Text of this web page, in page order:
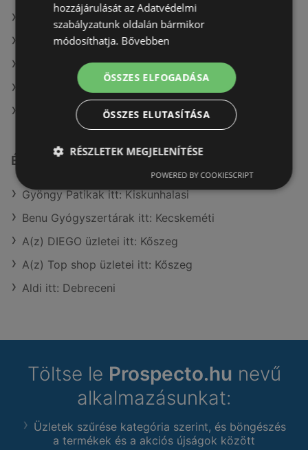
A(z) Vianni ajánlatai
A(z) goods market ajánlatai
A(z) Alma Gyógyszertárak ajánlatai
A(z) Pingvin Patika ajánlatai
A(z) dm ajánlatai
Érdeklődésre számot tartó elemek itt:
Gyöngy Patikak itt: Kiskunhalasi
Benu Gyógyszertárak itt: Kecskeméti
A(z) DIEGO üzletei itt: Kőszeg
A(z) Top shop üzletei itt: Kőszeg
Aldi itt: Debreceni
Töltse le Prospecto.hu nevű
alkalmazásunkat:
Üzletek szűrése kategória szerint, és böngészés
a termékek és a akciós újságok között
hozzájárulását az Adatvédelmi
szabályzatunk oldalán bármikor
módosíthatja. Bővebben
ÖSSZES ELFOGADÁSA
ÖSSZES ELUTASÍTÁSA
RÉSZLETEK MEGJELENÍTÉSE
POWERED BY COOKIESCRIPT